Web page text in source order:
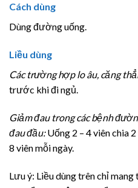
Cách dùng
Dùng đường uống.
Liều dùng
Các trường hợp lo âu, căng
trước khi đi ngủ.
Giảm đau trong các bệnh
đau đầu:Uống 2 – 4 viên chia
8 viên mỗi ngày.
Lưu ý: Liều dùng trên chỉ